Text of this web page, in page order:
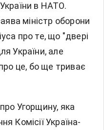
в НАТО.
міністр оборони
про те, що "двері
України, але
це, бо ще триває
Угорщину, яка
Комісії Україна-